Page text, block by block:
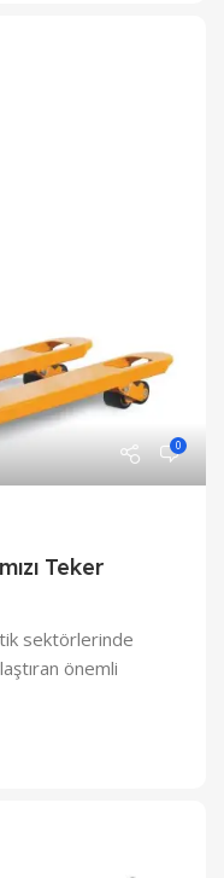
0
Teker
sektörlerinde
önemli